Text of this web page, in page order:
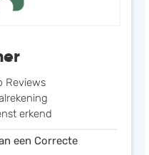
Reviews
erkend
een Correcte